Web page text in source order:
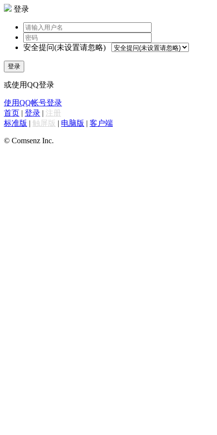
登录
安全提问(未设置请忽略)
登录
或使用QQ登录
使用QQ帐号登录
首页 | 登录 | 注册
标准版 | 触屏版 | 电脑版 | 客户端
© Comsenz Inc.